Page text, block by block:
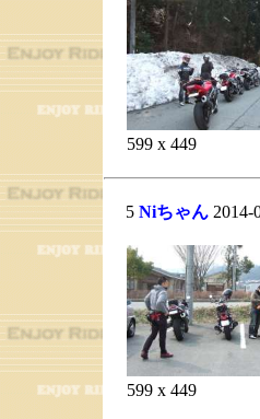
599 x 449
5 Niちゃん2014-
599 x 449